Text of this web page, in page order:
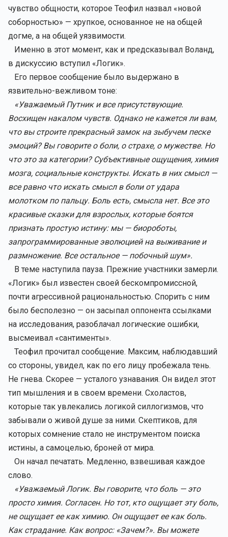
чувство общности, которое Теофил назвал «новой
соборностью» — хрупкое, основанное не на общей
догме, а на общей уязвимости.
Именно в этот момент, как и предсказывал Воланд,
в дискуссию вступил «Логик».
Его первое сообщение было выдержано в
язвительно-вежливом тоне:
«Уважаемый Путник и все присутствующие.
Восхищен накалом чувств. Однако не кажется ли вам,
что вы строите прекрасный замок на зыбучем песке
эмоций? Вы говорите о боли, о страхе, о мужестве. Но
что это за категории? Субъективные ощущения, химия
мозга, социальные конструкты. Искать в них смысл —
все равно что искать смысл в боли от удара
молотком по пальцу. Боль есть, смысла нет. Все это
красивые сказки для взрослых, которые боятся
признать простую истину: мы — биороботы,
запрограммированные эволюцией на выживание и
размножение. Все остальное — побочный шум».
В теме наступила пауза. Прежние участники замерли.
«Логик» был известен своей бескомпромиссной,
почти агрессивной рациональностью. Спорить с ним
было бесполезно — он засыпал оппонента ссылками
на исследования, разоблачал логические ошибки,
высмеивал «сантименты».
Теофил прочитал сообщение. Максим, наблюдавший
со стороны, увидел, как по его лицу пробежала тень.
Не гнева. Скорее — усталого узнавания. Он видел этот
тип мышления и в своем времени. Схоластов,
которые так увлекались логикой силлогизмов, что
забывали о живой душе за ними. Скептиков, для
которых сомнение стало не инструментом поиска
истины, а самоцелью, броней от мира.
Он начал печатать. Медленно, взвешивая каждое
слово.
«Уважаемый Логик. Вы говорите, что боль — это
просто химия. Согласен. Но тот, кто ощущает эту боль,
не ощущает ее как химию. Он ощущает ее как боль.
Как страдание. Как вопрос: «Зачем?». Вы можете